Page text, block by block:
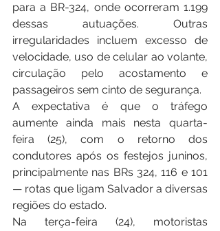
para a BR-324, onde ocorreram 1.199
dessas autuações. Outras
irregularidades incluem excesso de
velocidade, uso de celular ao volante,
circulação pelo acostamento e
passageiros sem cinto de segurança.
A expectativa é que o tráfego
aumente ainda mais nesta quarta-
feira (25), com o retorno dos
condutores após os festejos juninos,
principalmente nas BRs 324, 116 e 101
— rotas que ligam Salvador a diversas
regiões do estado.
Na terça-feira (24), motoristas